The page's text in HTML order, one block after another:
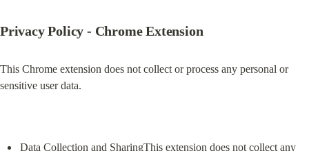
Privacy Policy - Chrome Extension
This Chrome extension does not collect or process any personal or
sensitive user data.
Data Collection and SharingThis extension does not collect any